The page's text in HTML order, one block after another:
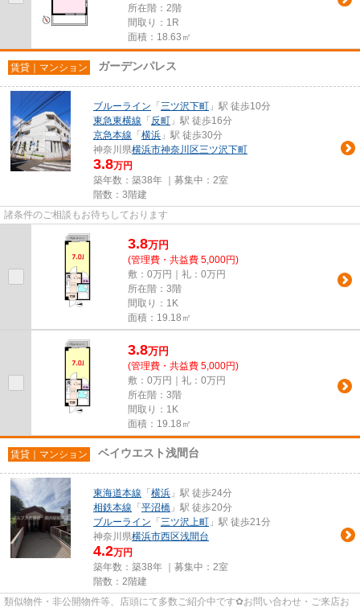
所在階：2階
間取り：1R
面積：18.63㎡
賃貸｜マンション ガーデンパレス
ブルーライン 「 三ツ沢下町 」駅 徒歩10分
東急東横線 「 反町 」駅 徒歩16分
京急本線 「 横浜 」駅 徒歩30分
神奈川県横浜市神奈川区三ツ沢下町
3.8万円
築年数：築38年 ｜募集中： 2室
階数：3階建
諸条件のご相談もお待ちしております
3.8万円
(管理費・共益費 5,000円)
敷：0万円｜礼：0万円
所在階：3階
間取り：1K
面積：19.18㎡
3.8万円
(管理費・共益費 5,000円)
敷：0万円｜礼：0万円
所在階：3階
間取り：1K
面積：19.18㎡
賃貸｜マンション ベイウエスト浅間台
東海道本線 「 横浜 」駅 徒歩24分
相鉄本線 「 平沼橋 」駅 徒歩20分
ブルーライン 「 三ツ沢上町 」駅 徒歩21分
神奈川県横浜市西区浅間台
4.2万円
築年数：築38年 ｜募集中： 2室
階数：2階建
類似物件・非公開物件等、店頭にて多数ご紹介中です✿お問い合わせ・ご来店お